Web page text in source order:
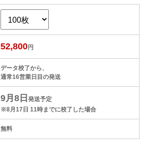
52,800円
データ校了から、
通常16営業日目の発送
9月8日 発送予定
※8月17日 11時までに校了した場合
無料